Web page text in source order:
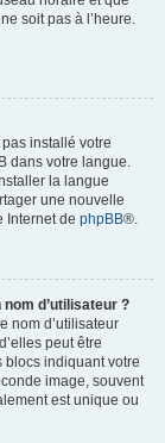
soit pas à l’heure.
installé votre
dans votre langue.
la langue
une nouvelle
Internet de phpBB®.
d’utilisateur ?
nom d’utilisateur
peut être
blocs indiquant votre
image, souvent
est unique ou